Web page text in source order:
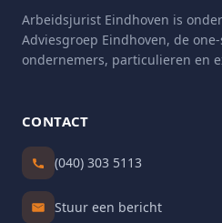
Arbeidsjurist Eindhoven is
Adviesgroep Eindhoven, de
ondernemers, particulieren en
CONTACT
(040) 303 5113
Stuur een bericht